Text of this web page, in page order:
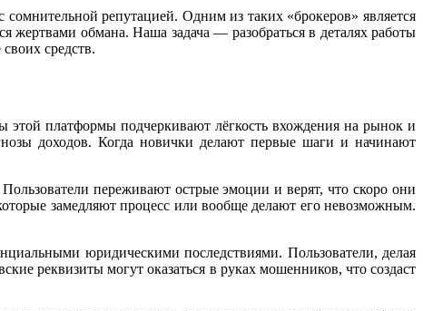
репутацией. Одним из таких «брокеров» является
жертвами обмана. Наша задача — разобраться в деталях работы
средств.
платформы подчеркивают лёгкость вхождения на рынок и
доходов. Когда новички делают первые шаги и начинают
переживают острые эмоции и верят, что скоро они
замедляют процесс или вообще делают его невозможным.
юридическими последствиями. Пользователи, делая
реквизиты могут оказаться в руках мошенников, что создаст